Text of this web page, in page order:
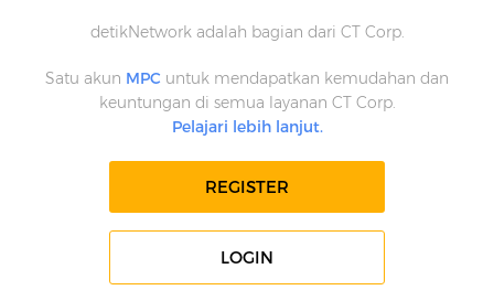
detikNetwork adalah bagian dari CT Corp.
Satu akun MPC untuk mendapatkan kemudahan dan
keuntungan di semua layanan CT Corp.
Pelajari lebih lanjut.
REGISTER
LOGIN